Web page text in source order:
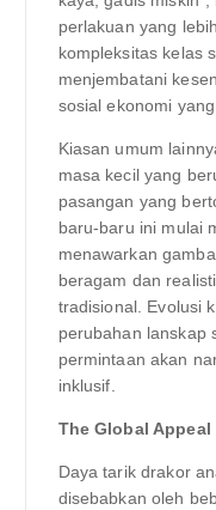
perlakuan yang
kompleksitas kelas
menjembatani
sosial ekonomi yang
Kiasan umum
masa kecil yang
pasangan yang
baru-baru ini mulai
menawarkan
beragam dan
tradisional. Evolusi
perubahan lanskap
permintaan akan
inklusif.
The Global
Daya tarik drakor
disebabkan oleh